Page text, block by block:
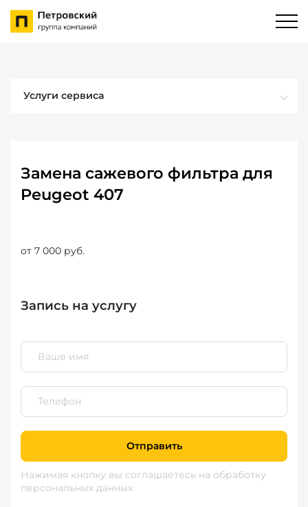
Услуги сервиса
Замена сажевого фильтра для
Peugeot 407
от 7 000 руб.
Запись на услугу
Отправить
Нажимая кнопку вы соглашаетесь на обработку
персональных данных